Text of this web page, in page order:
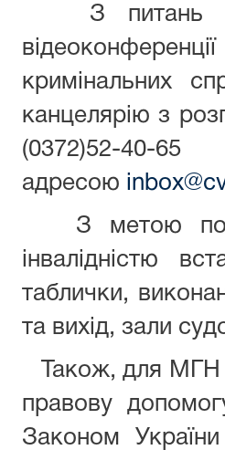
З питань
кримінальних
канцелярію з
(0372)52-
адресою
З метою
інвалідністю
таблички,
та вихід, зали
Також, для МГН
правову
Законом